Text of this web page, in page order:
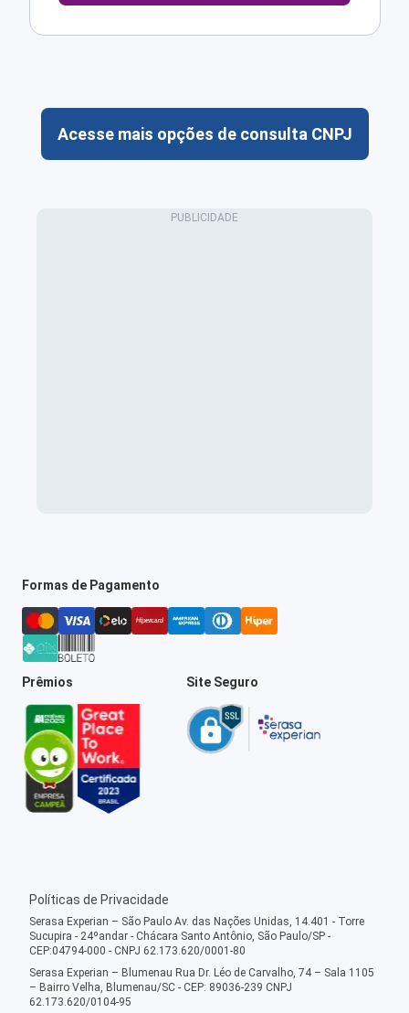
Acesse mais opções de consulta CNPJ
Formas de Pagamento
Prêmios Site Seguro
Políticas de Privacidade
Serasa Experian – São Paulo Av. das Nações Unidas, 14.401 - Torre
Sucupira - 24ºandar - Chácara Santo Antônio, São Paulo/SP -
CEP:04794-000 - CNPJ 62.173.620/0001-80
Serasa Experian – Blumenau Rua Dr. Léo de Carvalho, 74 – Sala 1105
– Bairro Velha, Blumenau/SC - CEP: 89036-239 CNPJ
62.173.620/0104-95